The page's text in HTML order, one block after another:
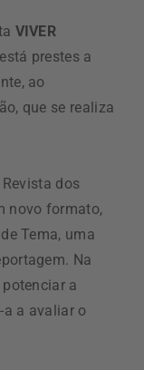
VIVER
prestes a
ao
que se realiza
dos
novo formato,
Tema, uma
Na
a
a a avaliar o